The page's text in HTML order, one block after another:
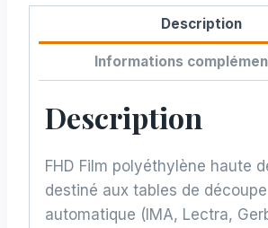
Description
Informations
Description
FHD Film polyéthylène haute
destiné aux tables de découpe
automatique (IMA, Lectra,